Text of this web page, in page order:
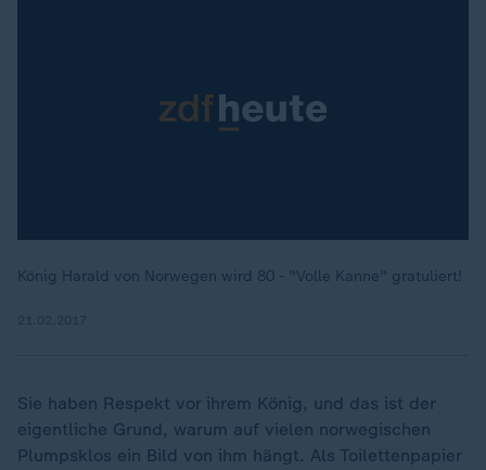
Dieses Video existiert nicht (mehr).
König Harald von Norwegen wird 80 - "Volle Kanne" gratuliert!
Sie haben Respekt vor ihrem König, und das ist der
eigentliche Grund, warum auf vielen norwegischen
Plumpsklos ein Bild von ihm hängt. Als Toilettenpapier